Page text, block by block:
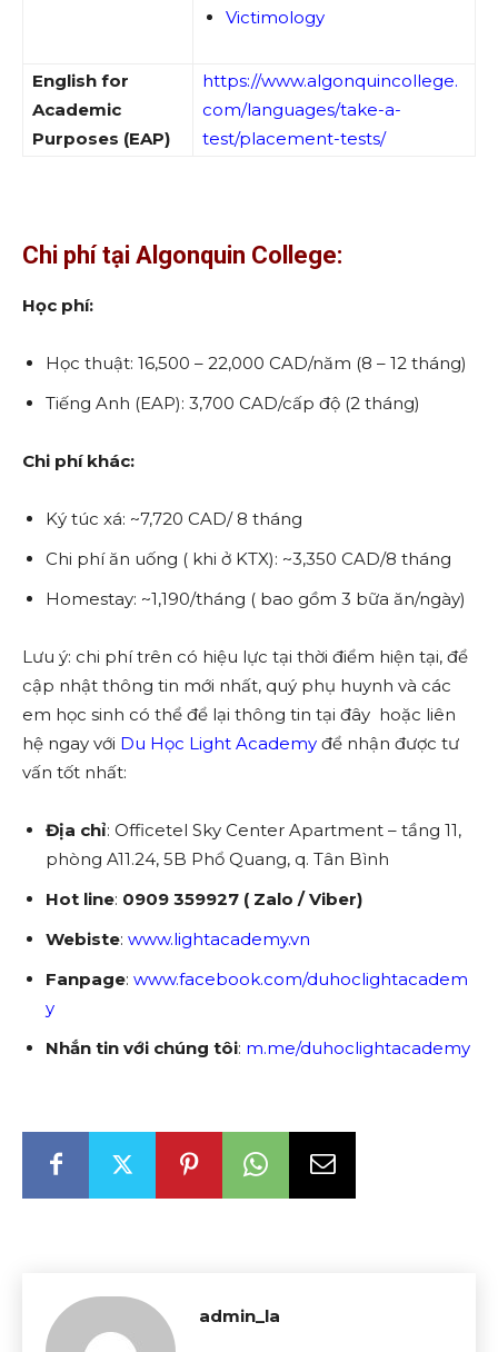
Victimology
English for
Academic
Purposes (EAP)
https://www.algonquincollege.
com/languages/take-a-
test/placement-tests/
Chi phí tại Algonquin College:
Học phí:
Học thuật: 16,500 – 22,000 CAD/năm (8 – 12 tháng)
Tiếng Anh (EAP): 3,700 CAD/cấp độ (2 tháng)
Chi phí khác:
Ký túc xá: ~7,720 CAD/ 8 tháng
Chi phí ăn uống ( khi ở KTX): ~3,350 CAD/8 tháng
Homestay: ~1,190/tháng ( bao gồm 3 bữa ăn/ngày)
Lưu ý: chi phí trên có hiệu lực tại thời điểm hiện tại, để
cập nhật thông tin mới nhất, quý phụ huynh và các
em học sinh có thể để lại thông tin tại đây hoặc liên
hệ ngay với Du Học Light Academy để nhận được tư
vấn tốt nhất:
Địa chỉ: Officetel Sky Center Apartment – tầng 11,
phòng A11.24, 5B Phổ Quang, q. Tân Bình
Hot line: 0909 359927 ( Zalo / Viber)
Webiste: www.lightacademy.vn
Fanpage: www.facebook.com/duhoclightacadem
y
Nhắn tin với chúng tôi: m.me/duhoclightacademy
admin_la